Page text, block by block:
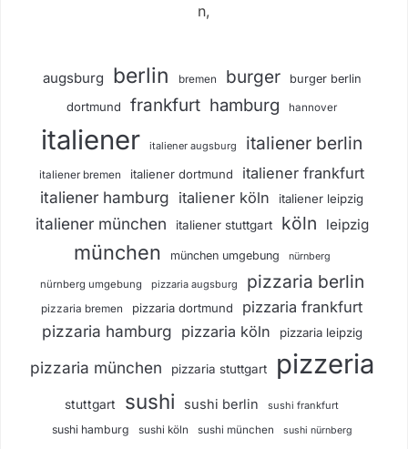
n,
augsburg berlin bremen burger burger berlin
dortmund frankfurt hamburg hannover
italiener italiener augsburg italiener berlin
italiener bremen italiener dortmund italiener frankfurt
italiener hamburg italiener köln italiener leipzig
italiener münchen italiener stuttgart köln leipzig
münchen münchen umgebung nürnberg
nürnberg umgebung pizzaria augsburg pizzaria berlin
pizzaria bremen pizzaria dortmund pizzaria frankfurt
pizzaria hamburg pizzaria köln pizzaria leipzig
pizzaria münchen pizzaria stuttgart pizzeria
stuttgart sushi sushi berlin sushi frankfurt
sushi hamburg sushi köln sushi münchen sushi nürnberg